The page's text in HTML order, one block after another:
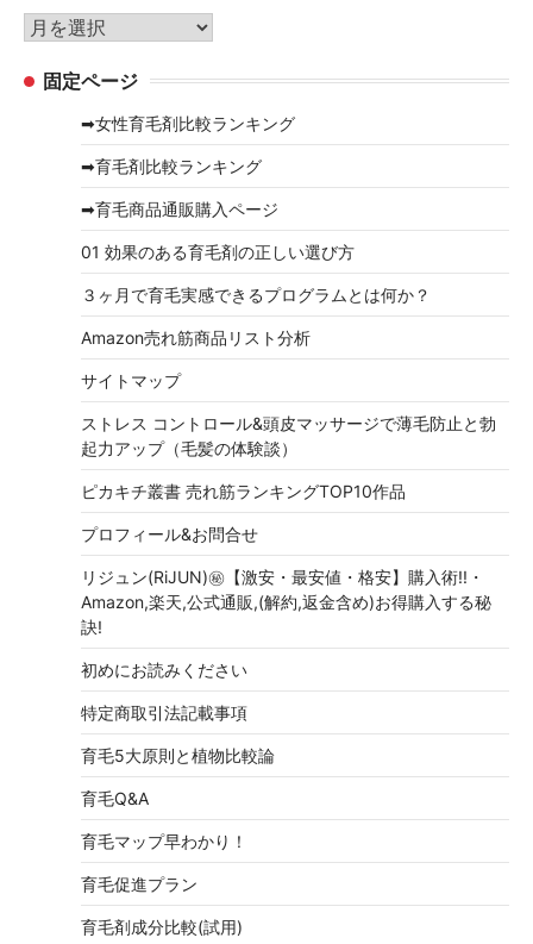
リ
ー
ア
カ 固定ページ
➡女性育毛剤比較ランキング
➡育毛剤比較ランキング
➡育毛商品通販購入ページ
01 効果のある育毛剤の正しい選び方
３ヶ月で育毛実感できるプログラムとは何か？
Amazon売れ筋商品リスト分析
サイトマップ
ストレス コントロール&頭皮マッサージで薄毛防止と勃
起力アップ（毛髪の体験談）
ピカキチ叢書 売れ筋ランキングTOP10作品
プロフィール&お問合せ
リジュン(RiJUN)㊙【激安・最安値・格安】購入術!!・
Amazon,楽天,公式通販,(解約,返金含め)お得購入する秘
訣!
初めにお読みください
特定商取引法記載事項
育毛5大原則と植物比較論
育毛Q&A
育毛マップ早わかり！
育毛促進プラン
育毛剤成分比較(試用)